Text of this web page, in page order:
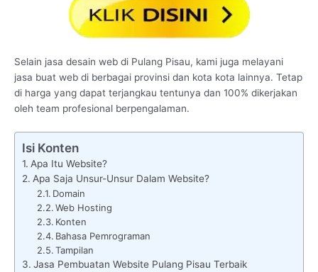
Selain jasa desain web di Pulang Pisau, kami juga melayani
jasa buat web di berbagai provinsi dan kota kota lainnya. Tetap
di harga yang dapat terjangkau tentunya dan 100% dikerjakan
oleh team profesional berpengalaman.
Isi Konten
Apa Itu Website?
Apa Saja Unsur-Unsur Dalam Website?
Domain
Web Hosting
Konten
Bahasa Pemrograman
Tampilan
Jasa Pembuatan Website Pulang Pisau Terbaik